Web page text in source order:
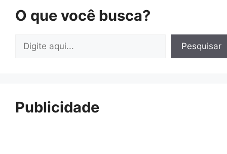
O que você busca?
Pesquisar Pesquisar
Publicidade